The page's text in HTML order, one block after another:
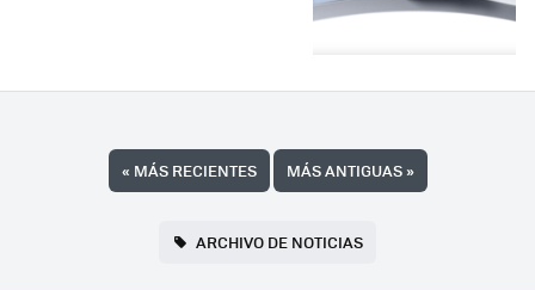
« MÁS RECIENTES MÁS ANTIGUAS»
ARCHIVO DE NOTICIAS